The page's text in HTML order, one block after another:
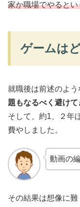
家か職場でやると
ゲームは
就職後は前述のよう
題もなるべく避けて
そして、約1、２年
費やしました。
動画の
その結果は想像に